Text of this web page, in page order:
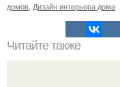
домов Дизайн интерьера дома
Читайте также